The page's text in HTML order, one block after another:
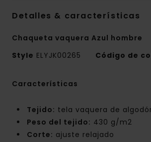
Detalles & características
Chaqueta vaquera Azul hombre
Style ELYJK00265 Código de
Características
Tejido: tela vaquera de
Peso del tejido: 430 g/m2
Corte: ajuste relajado